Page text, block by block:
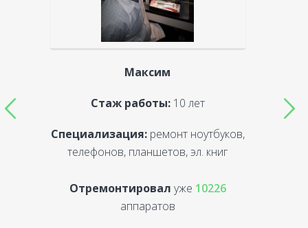
Максим
Стаж работы:10 лет
Специализация:ремонт ноутбуков,
телефонов, планшетов, эл. книг
Отремонтировал уже 10226
аппаратов